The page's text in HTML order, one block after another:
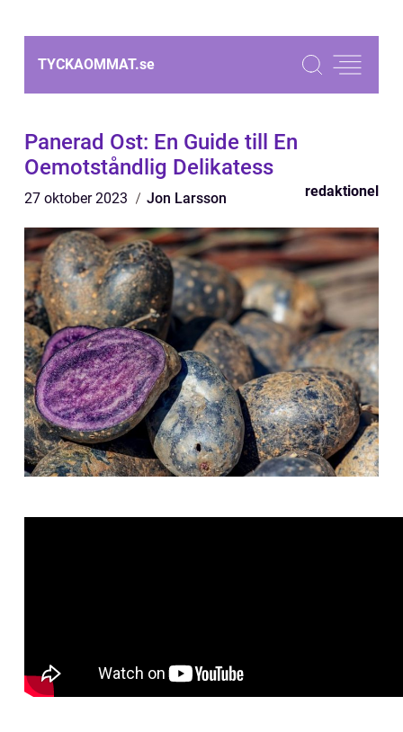
TYCKAOMMAT.se
Panerad Ost: En Guide till En
Oemotståndlig Delikatess
27 oktober 2023 Jon Larsson redaktionel